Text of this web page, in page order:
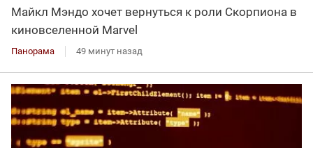
Майкл Мэндо хочет вернуться к роли Скорпиона в
киновселенной Marvel
Панорама 49 минут назад